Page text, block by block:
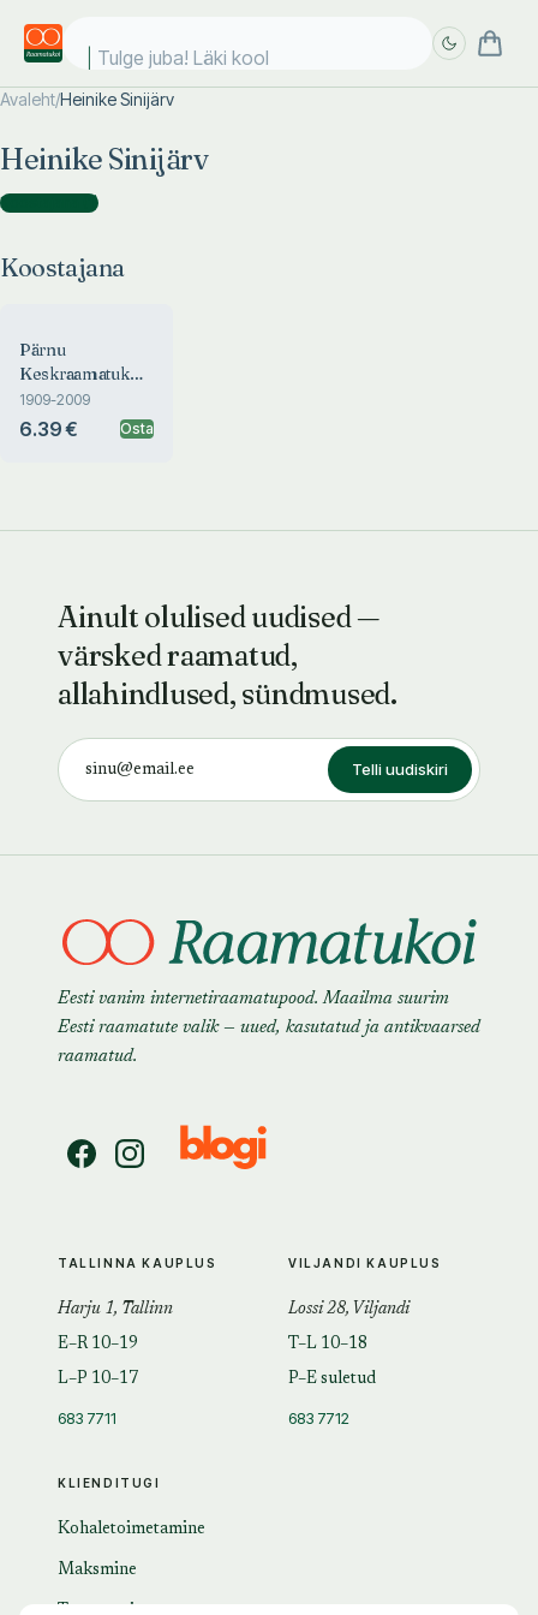
Tulge juba! Läki kooli
Avaleht/Heinike Sinijärv
Heinike Sinijärv
Koostajana )
Koostajana
Pärnu
Keskraamatukogu
100 aastat
1909-2009
6.39 € Osta
Ainult olulised uudised —
värsked raamatud,
allahindlused, sündmused.
Telli uudiskiri
Eesti vanim internetiraamatupood. Maailma suurim
Eesti raamatute valik — uued, kasutatud ja antikvaarsed
raamatud.
KLIENDITUGI
Kohaletoimetamine
Maksmine
TALLINNA KAUPLUS
Harju 1, Tallinn
E–R 10–19
L–P 10–17
683 7711
VILJANDI KAUPLUS
Lossi 28, Viljandi
T–L 10–18
P–E suletud
683 7712